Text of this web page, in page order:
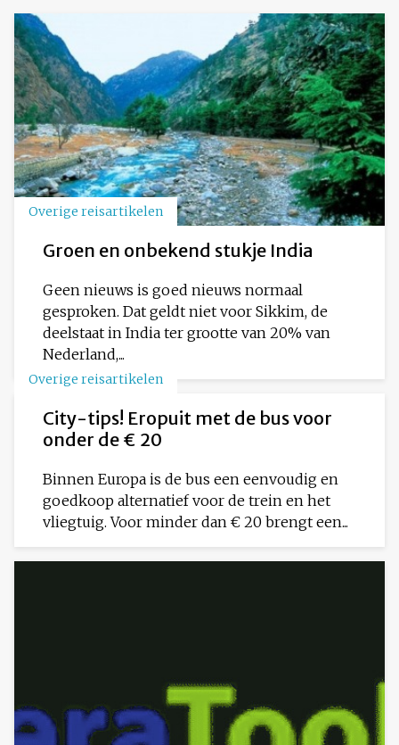
Overige reisartikelen
Groen en onbekend stukje India
Geen nieuws is goed nieuws normaal
gesproken. Dat geldt niet voor Sikkim, de
deelstaat in India ter grootte van 20% van
Nederland,...
Overige reisartikelen
City-tips! Eropuit met de bus voor
onder de € 20
Binnen Europa is de bus een eenvoudig en
goedkoop alternatief voor de trein en het
vliegtuig. Voor minder dan € 20 brengt een...